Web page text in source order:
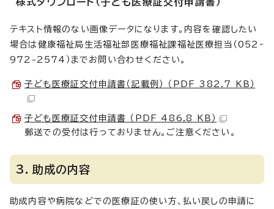
テキスト情報のない画像データになります。内容を確認したい
場合は健康福祉局生活福祉部医療福祉課福祉医療担当（052‐
972-2574）までお問い合わせください。
子ども医療証交付申請書（記載例） （PDF 382.7 KB）
子ども医療証交付申請書 （PDF 486.8 KB）
郵送での受付は行っておりません。ご注意ください。
3．助成の内容
助成内容や病院などでの医療証の使い方、払い戻しの申請に